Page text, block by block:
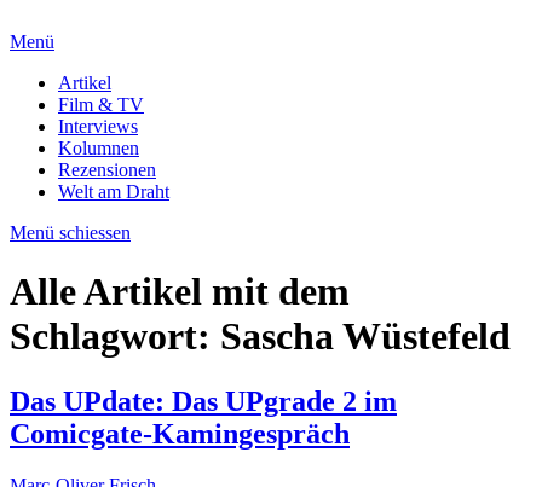
Menü
Artikel
Film & TV
Interviews
Kolumnen
Rezensionen
Welt am Draht
Menü schiessen
Alle Artikel mit dem
Schlagwort: Sascha Wüstefeld
Das UPdate: Das UPgrade 2 im
Comicgate-Kamingespräch